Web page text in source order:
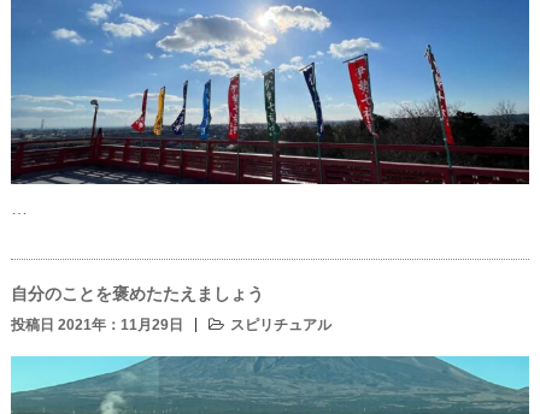
自分のことを褒めたたえましょう
投稿日 2021年：11月29日 スピリチュアル